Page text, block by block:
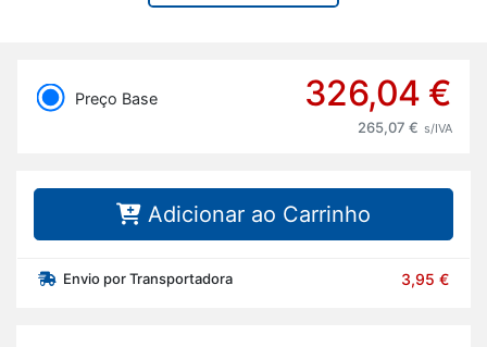
Preço Base 326,04 €
265,07 € s/IVA
Adicionar ao Carrinho
Envio por Transportadora 3,95 €